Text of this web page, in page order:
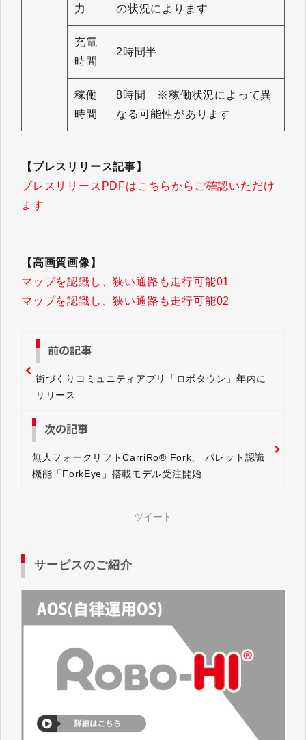
力 の状況によります
充電
時間
2時間半
稼働
時間
8時間 ※稼働状況によって異
なる可能性があります
【プレスリリース記事】
プレスリリースPDFはこちらからご確認いただけ
ます
【高画質画像】
マップを認識し、狭い通路も走行可能01
マップを認識し、狭い通路も走行可能02
前の記事
街づくりコミュニティアプリ「ロボタウン」年内に
リリース
次の記事
無人フォークリフトCarriRo® Fork、 パレット認識
機能「ForkEye」搭載モデル受注開始
ツイート
サービスのご紹介